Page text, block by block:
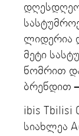
ლიდერია
მეტი
ნომრით
ბრენდით
ibis Tbilisi
სიახლეა